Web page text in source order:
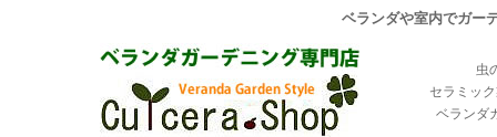
ベランダや室内でガー
虫
セラミッ
ベランダ